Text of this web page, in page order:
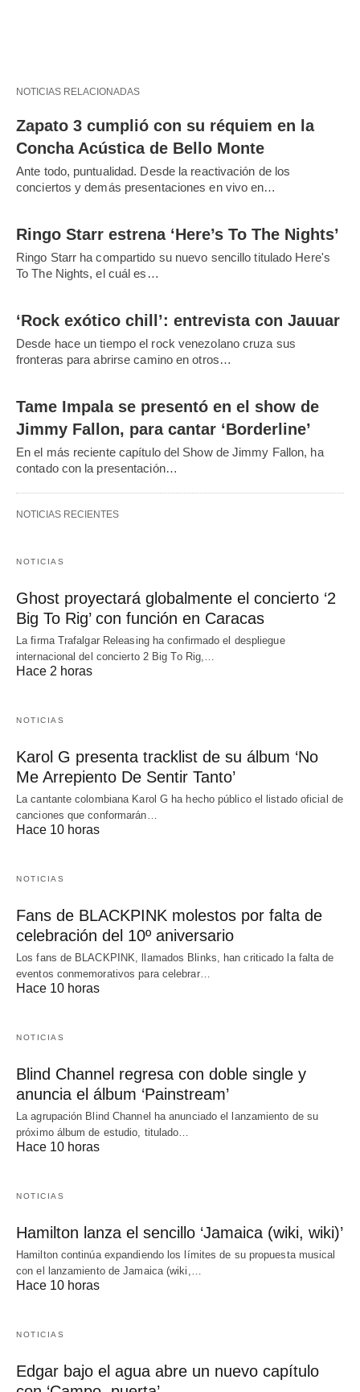
NOTICIAS RELACIONADAS
Zapato 3 cumplió con su réquiem en la
Concha Acústica de Bello Monte
Ante todo, puntualidad. Desde la reactivación de los
conciertos y demás presentaciones en vivo en…
Ringo Starr estrena ‘Here’s To The Nights’
Ringo Starr ha compartido su nuevo sencillo titulado Here's
To The Nights, el cuál es…
‘Rock exótico chill’: entrevista con Jauuar
Desde hace un tiempo el rock venezolano cruza sus
fronteras para abrirse camino en otros…
Tame Impala se presentó en el show de
Jimmy Fallon, para cantar ‘Borderline’
En el más reciente capítulo del Show de Jimmy Fallon, ha
contado con la presentación…
NOTICIAS RECIENTES
NOTICIAS
Ghost proyectará globalmente el concierto ‘2
Big To Rig’ con función en Caracas
La firma Trafalgar Releasing ha confirmado el despliegue
internacional del concierto 2 Big To Rig,…
Hace 2 horas
NOTICIAS
Karol G presenta tracklist de su álbum ‘No
Me Arrepiento De Sentir Tanto’
La cantante colombiana Karol G ha hecho público el listado oficial de
canciones que conformarán…
Hace 10 horas
NOTICIAS
Fans de BLACKPINK molestos por falta de
celebración del 10º aniversario
Los fans de BLACKPINK, llamados Blinks, han criticado la falta de
eventos conmemorativos para celebrar…
Hace 10 horas
NOTICIAS
Blind Channel regresa con doble single y
anuncia el álbum ‘Painstream’
La agrupación Blind Channel ha anunciado el lanzamiento de su
próximo álbum de estudio, titulado…
Hace 10 horas
NOTICIAS
Hamilton lanza el sencillo ‘Jamaica (wiki, wiki)’
Hamilton continúa expandiendo los límites de su propuesta musical
con el lanzamiento de Jamaica (wiki,…
Hace 10 horas
NOTICIAS
Edgar bajo el agua abre un nuevo capítulo